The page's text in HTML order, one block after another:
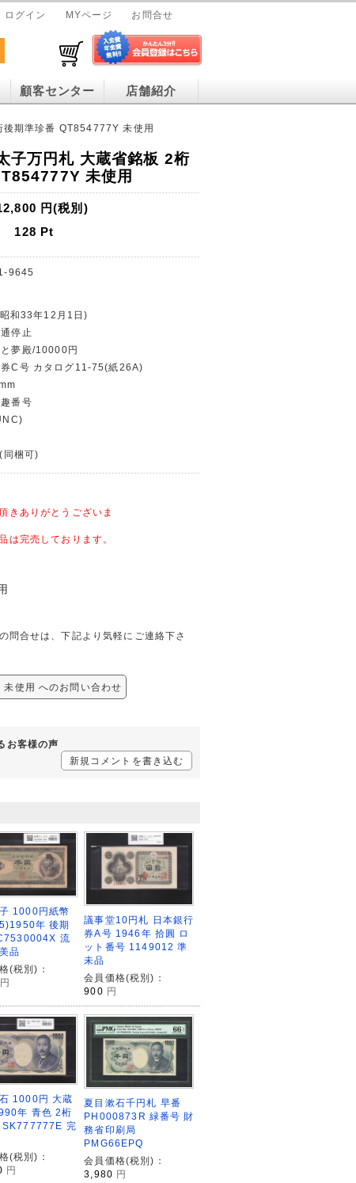
ログイン MYページ お問合せ
顧客センター 店舗紹介
期準珍番 QT854777Y 未使用
子万円札 大蔵省銘板 2桁
未使用
円(税別)
128 Pt
9645
和33年12月1日)
停止
夢殿/10000円
C号 カタログ11-75(紙26A)
番号
同梱可)
きありがとうございま
は完売しております。
合せは、下記より気軽にご連絡下さ
使用 へのお問い合わせ
お客様の声
新規コメントを書き込む
1000円紙幣
年 後期
流
品
(税別)：
円
議事堂10円札 日本銀行
券A号 1946年 拾圓 ロ
ット番号 1149012 準
未品
会員価格(税別)：
900 円
1000円 大蔵
年 青色 2桁
SK777777E 完
(税別)：
円
夏目漱石千円札 早番
PH000873R 緑番号 財
務省印刷局
PMG66EPQ
会員価格(税別)：
3,980 円